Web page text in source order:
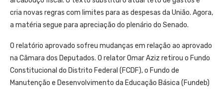
cria novas regras com limites para as despesas da União. Agora,
a matéria segue para apreciação do plenário do Senado.
O relatório aprovado sofreu mudanças em relação ao aprovado
na Câmara dos Deputados. O relator Omar Aziz retirou o Fundo
Constitucional do Distrito Federal (FCDF), o Fundo de
Manutenção e Desenvolvimento da Educação Básica (Fundeb)